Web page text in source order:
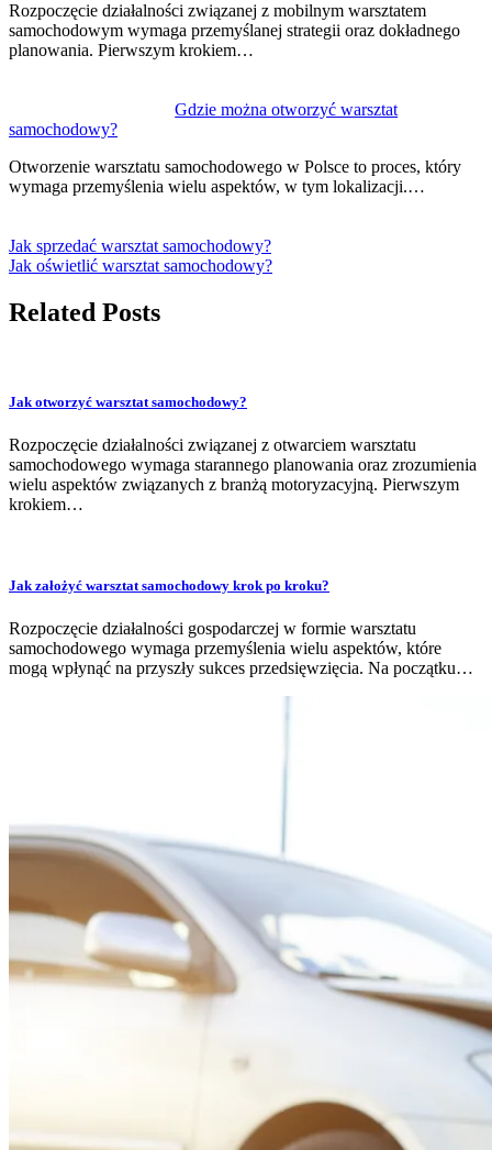
Rozpoczęcie działalności związanej z mobilnym warsztatem
samochodowym wymaga przemyślanej strategii oraz dokładnego
planowania. Pierwszym krokiem…
Gdzie można otworzyć warsztat
samochodowy?
Otworzenie warsztatu samochodowego w Polsce to proces, który
wymaga przemyślenia wielu aspektów, w tym lokalizacji.…
Jak sprzedać warsztat samochodowy?
Jak oświetlić warsztat samochodowy?
Related Posts
Jak otworzyć warsztat samochodowy?
Rozpoczęcie działalności związanej z otwarciem warsztatu
samochodowego wymaga starannego planowania oraz zrozumienia
wielu aspektów związanych z branżą motoryzacyjną. Pierwszym
krokiem…
Jak założyć warsztat samochodowy krok po kroku?
Rozpoczęcie działalności gospodarczej w formie warsztatu
samochodowego wymaga przemyślenia wielu aspektów, które
mogą wpłynąć na przyszły sukces przedsięwzięcia. Na początku…